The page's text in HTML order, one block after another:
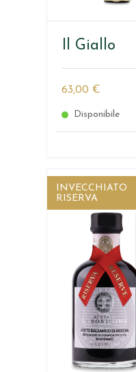
Il Giallo
63,00 €
Disponibile
INVECCHIATO
RISERVA